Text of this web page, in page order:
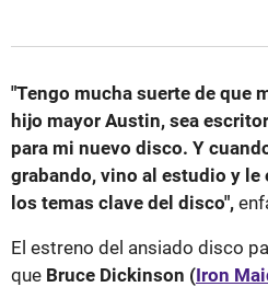
"Tengo mucha suerte de que
hijo mayor Austin, sea
para mi nuevo disco. Y
grabando, vino al estudio y le
los temas clave del disco",
El estreno del ansiado disco
que Bruce Dickinson (Iron